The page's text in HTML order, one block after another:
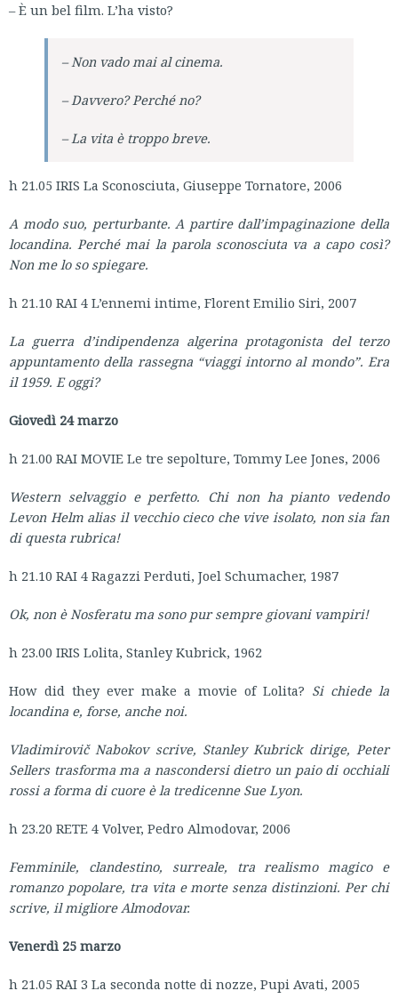
– È un bel film. L’ha visto?
– Non vado mai al cinema.
– Davvero? Perché no?
– La vita è troppo breve.
h 21.05 IRIS La Sconosciuta, Giuseppe Tornatore, 2006
A modo suo, perturbante. A partire dall’impaginazione della
locandina. Perché mai la parola sconosciuta va a capo così?
Non me lo so spiegare.
h 21.10 RAI 4 L’ennemi intime, Florent Emilio Siri, 2007
La guerra d’indipendenza algerina protagonista del terzo
appuntamento della rassegna “viaggi intorno al mondo”. Era
il 1959. E oggi?
Giovedì 24 marzo
h 21.00 RAI MOVIE Le tre sepolture, Tommy Lee Jones, 2006
Western selvaggio e perfetto. Chi non ha pianto vedendo
Levon Helm alias il vecchio cieco che vive isolato, non sia fan
di questa rubrica!
h 21.10 RAI 4 Ragazzi Perduti, Joel Schumacher, 1987
Ok, non è Nosferatu ma sono pur sempre giovani vampiri!
h 23.00 IRIS Lolita, Stanley Kubrick, 1962
How did they ever make a movie of Lolita? Si chiede la
locandina e, forse, anche noi.
Vladimirovič Nabokov scrive, Stanley Kubrick dirige, Peter
Sellers trasforma ma a nascondersi dietro un paio di occhiali
rossi a forma di cuore è la tredicenne Sue Lyon.
h 23.20 RETE 4 Volver, Pedro Almodovar, 2006
Femminile, clandestino, surreale, tra realismo magico e
romanzo popolare, tra vita e morte senza distinzioni. Per chi
scrive, il migliore Almodovar.
Venerdì 25 marzo
h 21.05 RAI 3 La seconda notte di nozze, Pupi Avati, 2005